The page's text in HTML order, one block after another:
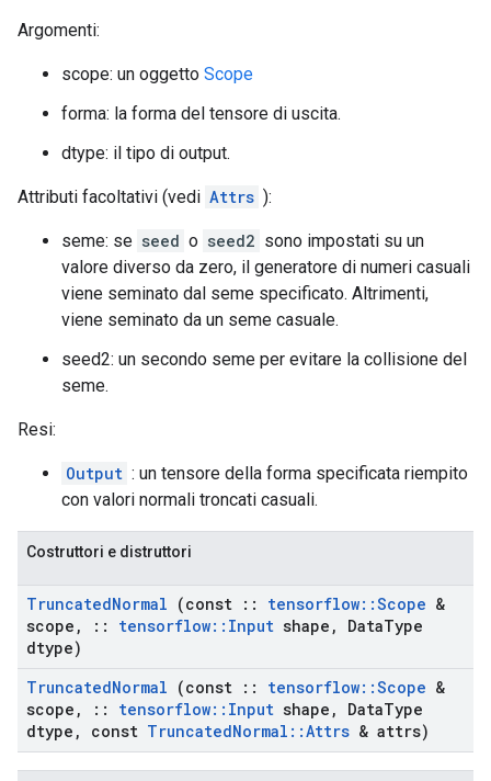
Argomenti:
scope: un oggetto Scope
forma: la forma del tensore di uscita.
dtype: il tipo di output.
Attributi facoltativi (vedi Attrs ):
seme: se seed o seed2 sono impostati su un
valore diverso da zero, il generatore di numeri casuali
viene seminato dal seme specificato. Altrimenti,
viene seminato da un seme casuale.
seed2: un secondo seme per evitare la collisione del
seme.
Resi:
Output : un tensore della forma specificata riempito
con valori normali troncati casuali.
Costruttori e distruttori
TruncatedNormal (const :: tensorflow::Scope &
scope , :: tensorflow:: Input shape , DataType
dtype)
TruncatedNormal (const :: tensorflow::Scope &
scope , :: tensorflow:: Input shape , DataType
dtype , const TruncatedNormal ::Attrs & attrs)